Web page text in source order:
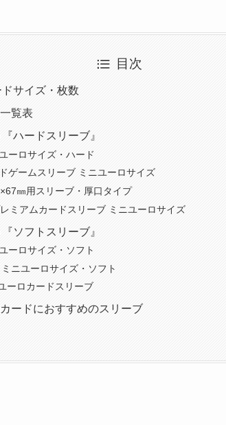
目次
サイズ・枚数
覧表
ハードスリーブ』
ーロサイズ・ハード
ゲームスリーブ ミニユーロサイズ
㎜用スリーブ・厚口タイプ
ミアムカードスリーブ ミニユーロサイズ
ソフトスリーブ』
ーロサイズ・ソフト
ニユーロサイズ・ソフト
ーロカードスリーブ
ードにおすすめのスリーブ